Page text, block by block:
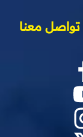
تواصل معنا